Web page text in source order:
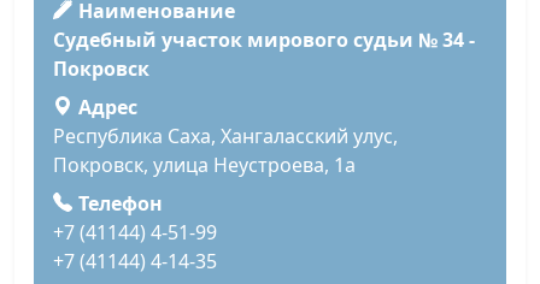
Наименование
Судебный участок мирового судьи № 34 -
Покровск
Адрес
Республика Саха, Хангаласский улус,
Покровск, улица Неустроева, 1а
Телефон
+7 (41144) 4-51-99
+7 (41144) 4-14-35